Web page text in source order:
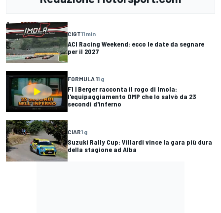
CIGT11 min
ACI Racing Weekend: ecco le date da segnare
per il 2027
FORMULA 11 g
F1 | Berger racconta il rogo di Imola:
l'equipaggiamento OMP che lo salvò da 23
secondi d'inferno
CIAR1 g
Suzuki Rally Cup: Villardi vince la gara più dura
della stagione ad Alba